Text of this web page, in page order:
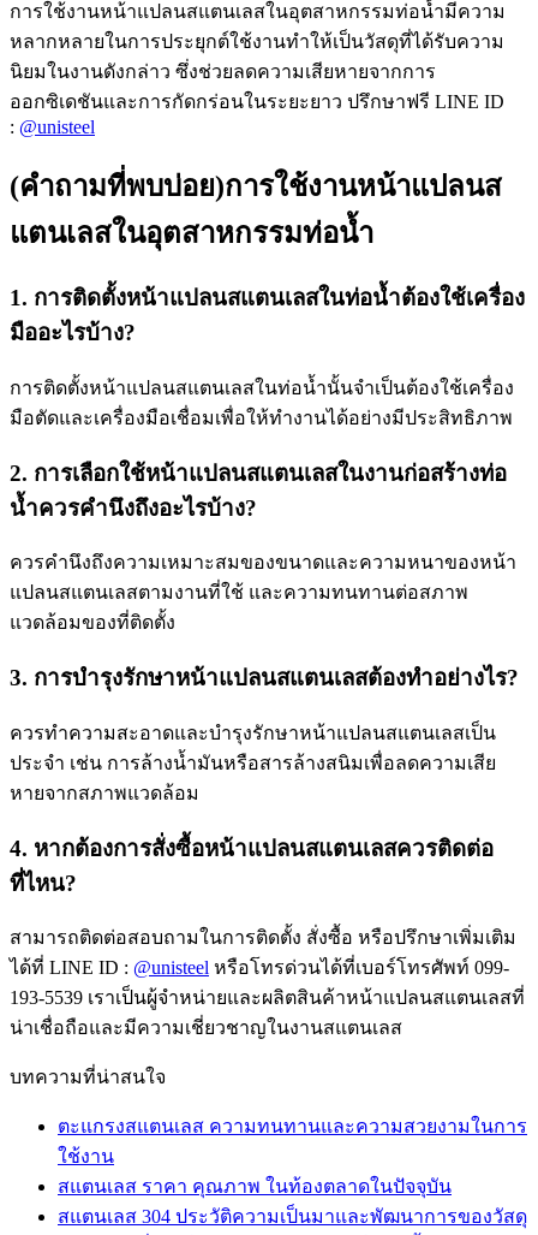
การใช้งานหน้าแปลนสแตนเลสในอุตสาหกรรมท่อน้ำมีความ
หลากหลายในการประยุกต์ใช้งานทำให้เป็นวัสดุที่ได้รับความ
นิยมในงานดังกล่าว ซึ่งช่วยลดความเสียหายจากการ
ออกซิเดชันและการกัดกร่อนในระยะยาว ปรึกษาฟรี LINE ID
: @unisteel
(คำถามที่พบบ่อย)การใช้งานหน้าแปลนส
แตนเลสในอุตสาหกรรมท่อน้ำ
1. การติดตั้งหน้าแปลนสแตนเลสในท่อน้ำต้องใช้เครื่อง
มืออะไรบ้าง?
การติดตั้งหน้าแปลนสแตนเลสในท่อน้ำนั้นจำเป็นต้องใช้เครื่อง
มือตัดและเครื่องมือเชื่อมเพื่อให้ทำงานได้อย่างมีประสิทธิภาพ
2. การเลือกใช้หน้าแปลนสแตนเลสในงานก่อสร้างท่อ
น้ำควรคำนึงถึงอะไรบ้าง?
ควรคำนึงถึงความเหมาะสมของขนาดและความหนาของหน้า
แปลนสแตนเลสตามงานที่ใช้ และความทนทานต่อสภาพ
แวดล้อมของที่ติดตั้ง
3. การบำรุงรักษาหน้าแปลนสแตนเลสต้องทำอย่างไร?
ควรทำความสะอาดและบำรุงรักษาหน้าแปลนสแตนเลสเป็น
ประจำ เช่น การล้างน้ำมันหรือสารล้างสนิมเพื่อลดความเสีย
หายจากสภาพแวดล้อม
4. หากต้องการสั่งซื้อหน้าแปลนสแตนเลสควรติดต่อ
ที่ไหน?
สามารถติดต่อสอบถามในการติดตั้ง สั่งซื้อ หรือปรึกษาเพิ่มเติม
ได้ที่ LINE ID : @unisteel หรือโทรด่วนได้ที่เบอร์โทรศัพท์ 099-
193-5539 เราเป็นผู้จำหน่ายและผลิตสินค้าหน้าแปลนสแตนเลสที่
น่าเชื่อถือและมีความเชี่ยวชาญในงานสแตนเลส
บทความที่น่าสนใจ
ตะแกรงสแตนเลส ความทนทานและความสวยงามในการ
ใช้งาน
สแตนเลส ราคา คุณภาพ ในท้องตลาดในปัจจุบัน
สแตนเลส 304 ประวัติความเป็นมาและพัฒนาการของวัสดุ